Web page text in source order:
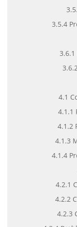
3.5.4
4.1
4.1.1
4.1.2
4.1.3
4.1.4
4.2.1
4.2.2
4.2.3